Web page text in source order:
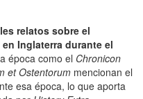
relatos sobre el
Inglaterra durante el
época como el Chronicon
et Ostentorum mencionan el
esa época, lo que aporta